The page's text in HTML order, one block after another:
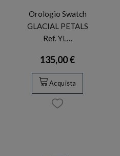
Orologio Swatch
GLACIAL PETALS
Ref. YL…
135,00 €
Acquista